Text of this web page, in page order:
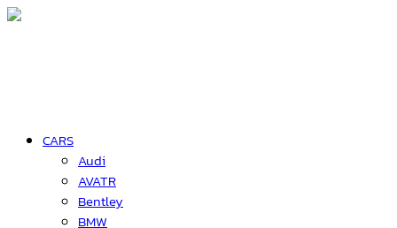
CARS
Audi
AVATR
Bentley
BMW